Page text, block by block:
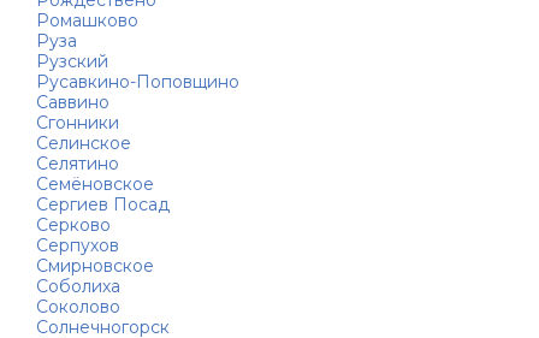
Ромашково
Руза
Рузский
Русавкино-Поповщино
Саввино
Сгонники
Селинское
Селятино
Семёновское
Сергиев Посад
Серково
Серпухов
Смирновское
Соболиха
Соколово
Солнечногорск